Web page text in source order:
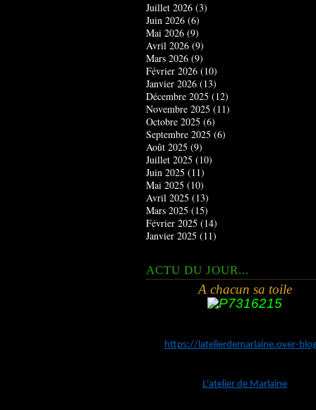
Juillet 2026 (3)
Juin 2026 (6)
Mai 2026 (9)
Avril 2026 (9)
Mars 2026 (9)
Février 2026 (10)
Janvier 2026 (13)
Décembre 2025 (12)
Novembre 2025 (11)
Octobre 2025 (6)
Septembre 2025 (6)
Août 2025 (9)
Juillet 2025 (10)
Juin 2025 (11)
Mai 2025 (10)
Avril 2025 (13)
Mars 2025 (15)
Février 2025 (14)
Janvier 2025 (11)
ACTU DU JOUR...
A chacun sa toile
https://latelierdemarlaine.over-
L'atelier de Marlaine